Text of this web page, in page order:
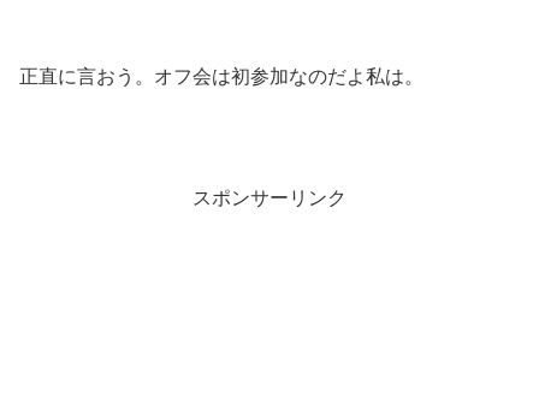
正直に言おう。オフ会は初参加なのだよ私は。
スポンサーリンク